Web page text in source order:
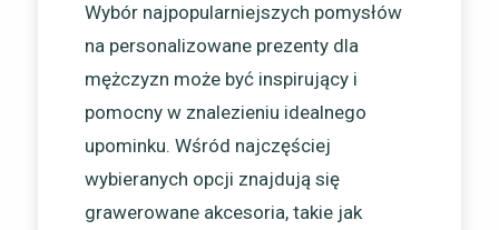
Wybór najpopularniejszych pomysłów
na personalizowane prezenty dla
mężczyzn może być inspirujący i
pomocny w znalezieniu idealnego
upominku. Wśród najczęściej
wybieranych opcji znajdują się
grawerowane akcesoria, takie jak